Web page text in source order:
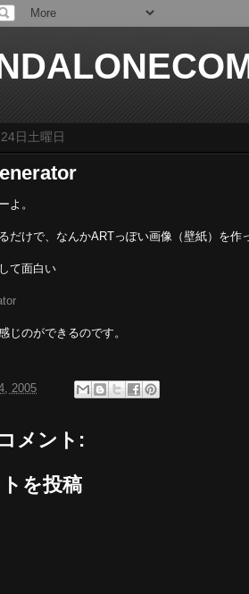
日土曜日
よ。
だけで、なんかARTっぽい画像（壁紙）を作
て面白い
じのができるのです。
2005
メント:
を投稿